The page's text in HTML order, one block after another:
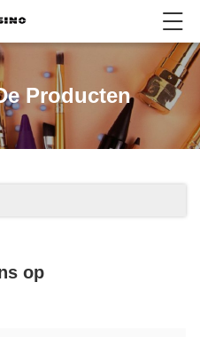
Producten
op